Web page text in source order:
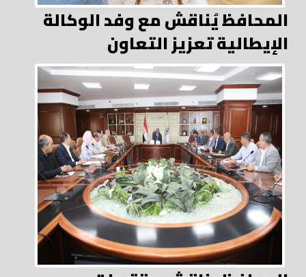
المحافظ يُناقش مع وفد الوكالة
الإيطالية تعزيز التعاون